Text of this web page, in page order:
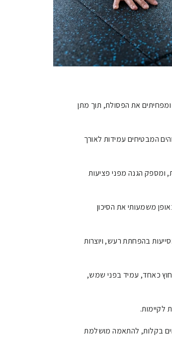
את הפסולת, תוך מתן
המבטיחים עמידות לאורך
ומספק הגנה מפני פציעות
משמעותי את הסיכון
בהפחתת רעש, ויוצרות
כאחד, עמיד בפני שמש,
לקיימות.
בקלות, להתאמה מושלמת